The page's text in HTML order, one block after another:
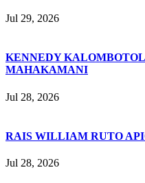
Jul 29, 2026
KENNEDY
MAHAKAMANI
Jul 28, 2026
RAIS WILLIAM RUTO
Jul 28, 2026